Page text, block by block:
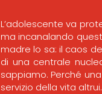
L’adolescente va
ma incanalando
madre lo sa: il caos
di una centrale
sappiamo. Perché
servizio della vita altrui.